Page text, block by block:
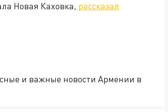
Новая Каховка, рассказал
и важные новости Армении в